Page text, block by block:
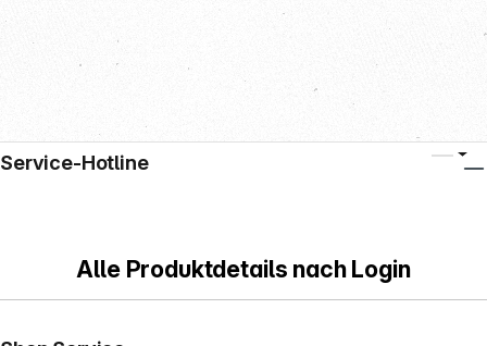
Alle Produktdetails nach Login
Service-Hotline